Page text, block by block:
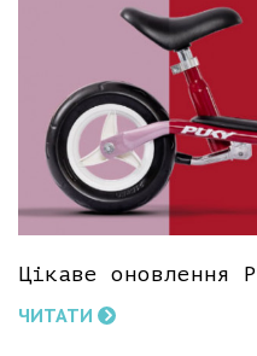
Цікаве оновлення
ЧИТАТИ